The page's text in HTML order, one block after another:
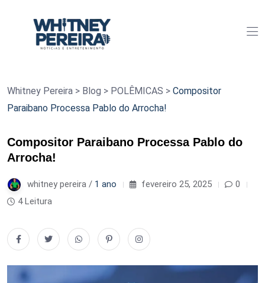
Whitney Pereira > Blog > POLÊMICAS > Compositor
Paraibano Processa Pablo do Arrocha!
Compositor Paraibano Processa Pablo do
Arrocha!
whitney pereira / 1 ano fevereiro 25, 2025
0
4 Leitura